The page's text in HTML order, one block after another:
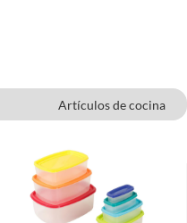
Artículos de cocina
Cuchillos
Sartenes, Baterías y Ollas